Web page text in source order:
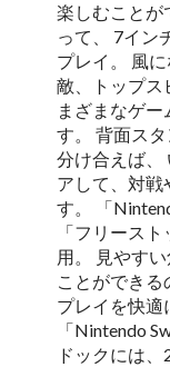
楽しむことが
って、 7イン
プレイ。 風
敵、トップス
まざまなゲ
す。 背面ス
分け合えば、
アして、対戦
す。 「
「フリース
用。 見やす
ことができる
プレイを快適
「Nintendo
ドックには